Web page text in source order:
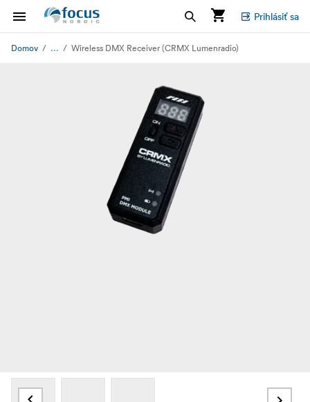
Prihlásiť sa
Domov ... Wireless DMX Receiver (CRMX Lumenradio)